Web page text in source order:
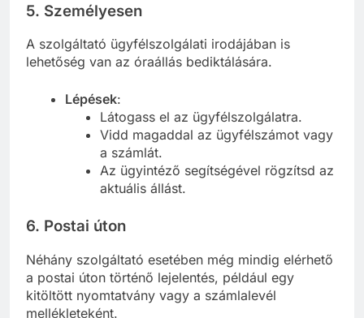
5. Személyesen
A szolgáltató ügyfélszolgálati irodájában is
lehetőség van az óraállás bediktálására.
Lépések:
Látogass el az ügyfélszolgálatra.
Vidd magaddal az ügyfélszámot vagy
a számlát.
Az ügyintéző segítségével rögzítsd az
aktuális állást.
6. Postai úton
Néhány szolgáltató esetében még mindig elérhető
a postai úton történő lejelentés, például egy
kitöltött nyomtatvány vagy a számlalevél
mellékleteként.